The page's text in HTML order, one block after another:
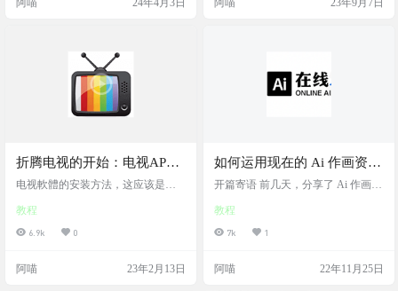
p-config.php内加入下面的行。说只
特朗普 同志支持投票 3，拨打一些
折腾电视的开始：电视APP
的3种安装方式
电视軟體的安装方法，这应该是全
视助手： https://www.appmiu.com/117
43.html 悟空遥控器官网： http://ww
教程
6.9k 0
阿喵 23年2月13日
如何运用现在的 Ai 作画资源
进行变现的几种途径
开篇寄语 前几天，分享了 Ai 作画内
要。伯衡君体验后，颇为感概这个
技术的强大，一些中低端画师完全
财之道？趁着该技术还没有完全普
教程
7k 1
阿喵 22年11月25日